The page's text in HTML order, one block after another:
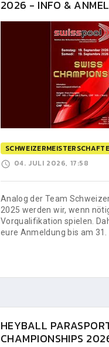
2026 - INFO &
04. JULI 2026, 17:58
Analog der Team
2025 werden wir, wenn
Vorqualifikation spielen.
eure Anmeldung bis am 31.
HEYBALL
CHAMPIONSHIPS